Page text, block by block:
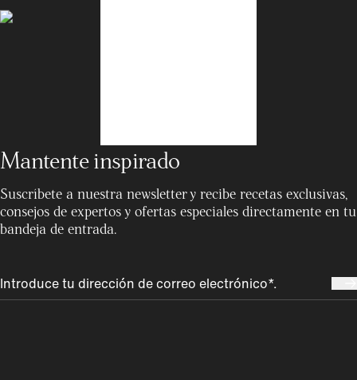
Mantente inspirado
Suscríbete a nuestra newsletter y recibe recetas exclusivas,
consejos de expertos y ofertas especiales directamente en tu
bandeja de entrada.